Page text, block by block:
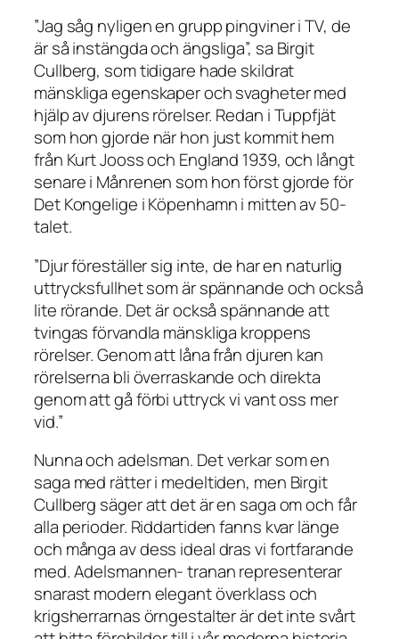
”Jag såg nyligen en grupp pingviner i TV, de
är så instängda och ängsliga”, sa Birgit
Cullberg, som tidigare hade skildrat
mänskliga egenskaper och svagheter med
hjälp av djurens rörelser. Redan iTuppfjät
som hon gjorde när hon just kommit hem
från Kurt Jooss och England 1939, och långt
senare i Månrenen som hon först gjorde för
Det Kongelige i Köpenhamn i mitten av 50-
talet.
”Djur föreställer sig inte, de har en naturlig
uttrycksfullhet som är spännande och också
lite rörande. Det är också spännande att
tvingas förvandla mänskliga kroppens
rörelser. Genom att låna från djuren kan
rörelserna bli överraskande och direkta
genom att gå förbi uttryck vi vant oss mer
vid.”
Nunna och adelsman. Det verkar som en
saga med rätter i medeltiden, men Birgit
Cullberg säger att det är en saga om och får
alla perioder. Riddartiden fanns kvar länge
och många av dess ideal dras vi fortfarande
med. Adelsmannen- tranan representerar
snarast modern elegant överklass och
krigsherrarnas örngestalter är det inte svårt